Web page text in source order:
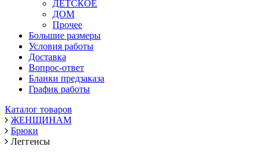
ДЕТСКОЕ
ДОМ
Прочее
Большие размеры
Условия работы
Доставка
Вопрос-ответ
Бланки предзаказа
График работы
Каталог товаров
ЖЕНЩИНАМ
Брюки
Леггенсы